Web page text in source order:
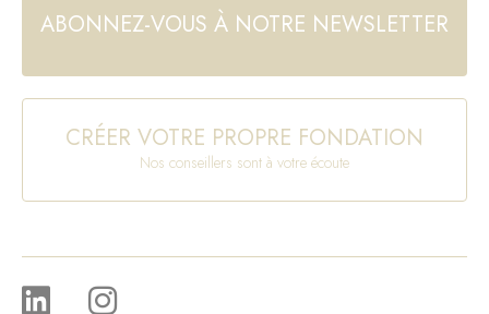
ABONNEZ-VOUS À NOTRE NEWSLETTER
CRÉER VOTRE PROPRE FONDATION
Nos conseillers sont à votre écoute